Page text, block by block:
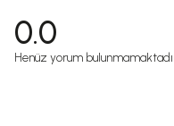
0.0
Henüz yorum